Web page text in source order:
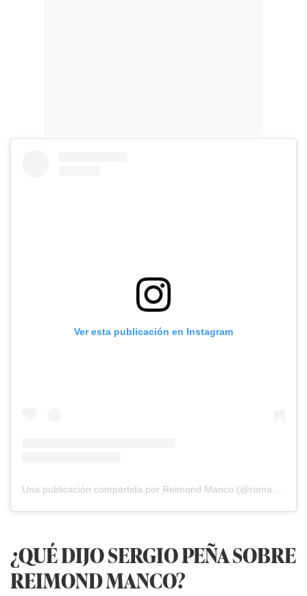
Ver esta publicación en Instagram
Una publicación compartida por Reimond Manco (@roma7_17)
¿QUÉ DIJO SERGIO PEÑA SOBRE
REIMOND MANCO?